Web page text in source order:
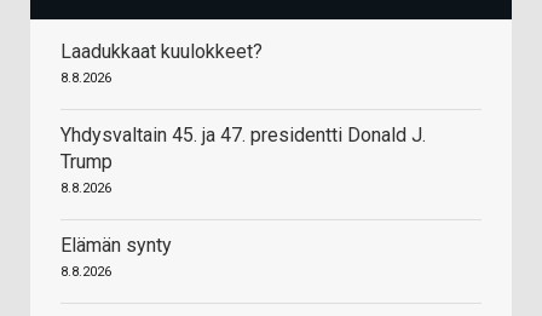
Laadukkaat kuulokkeet?
8.8.2026
Yhdysvaltain 45. ja 47. presidentti Donald J.
Trump
8.8.2026
Elämän synty
8.8.2026